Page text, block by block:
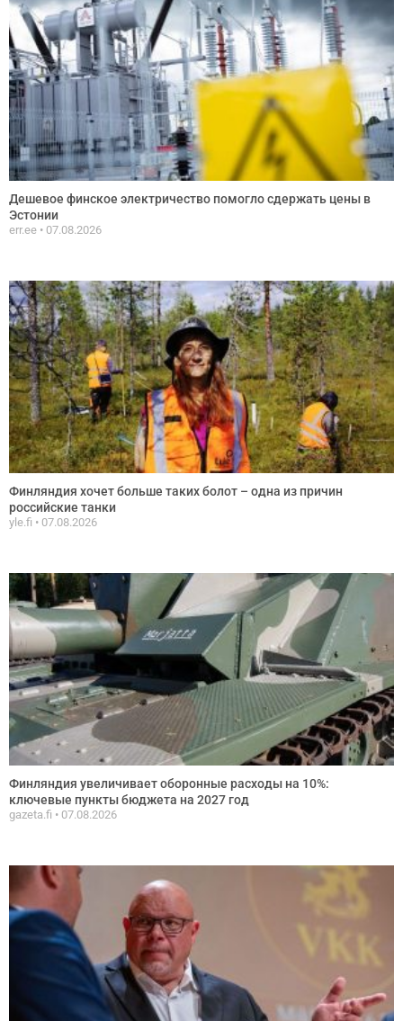
Дешевое финское электричество помогло сдержать цены в
Эстонии
err.ee 07.08.2026
Финляндия хочет больше таких болот – одна из причин
российские танки
yle.fi 07.08.2026
Финляндия увеличивает оборонные расходы на 10%:
ключевые пункты бюджета на 2027 год
gazeta.fi 07.08.2026